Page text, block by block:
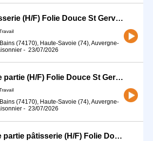
Commis pâtisserie (H/F) Folie Douce St Gervais
(74170), Haute-Savoie (74), Auvergne-
- 23/07/2026
Demi-Chef de partie (H/F) Folie Douce St Gervais
(74170), Haute-Savoie (74), Auvergne-
- 23/07/2026
Demi Chef de partie pâtisserie (H/F) Folie Douce St Gervais